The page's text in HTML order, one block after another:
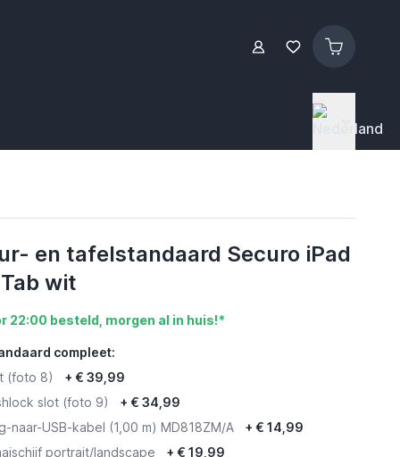
en tafelstandaard Securo iPad
wit
22:00 besteld, morgen al in huis!*
compleet:
(foto 8)
+ € 39,99
slot (foto 9)
+ € 34,99
naar-USB-kabel (1,00 m) MD818ZM/A
+ € 14,99
portrait/landscape
+ € 19,99